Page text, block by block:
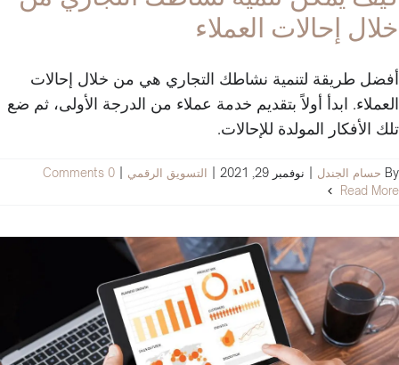
خلال إحالات العملاء
أفضل طريقة لتنمية نشاطك التجاري هي من خلال إحالات
العملاء. ابدأ أولاً بتقديم خدمة عملاء من الدرجة الأولى، ثم ضع
تلك الأفكار المولدة للإحالات.
By حسام الجندل نوفمبر 29, 2021 التسويق الرقمي
0 Comments
Read More